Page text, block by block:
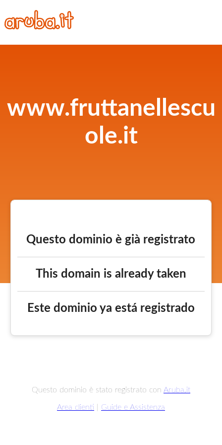
www.fruttanellescu
ole.it
Questo dominio è già registrato
This domain is already taken
Este dominio ya está registrado
Questo dominio è stato registrato con Aruba.it
Area clienti Guide e Assistenza